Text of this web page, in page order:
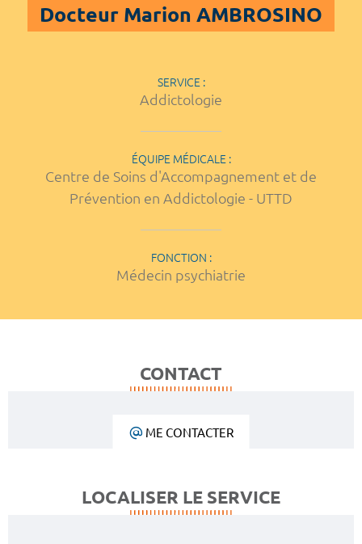
Docteur Marion AMBROSINO
SERVICE :
Addictologie
ÉQUIPE MÉDICALE :
Centre de Soins d'Accompagnement et de
Prévention en Addictologie - UTTD
FONCTION :
Médecin psychiatrie
CONTACT
ME CONTACTER
LOCALISER LE SERVICE